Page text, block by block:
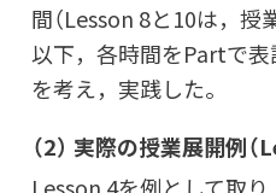
間（Lesson 8と10は，授
以下，各時間をPartで表
を考え，実践した。
（2） 実際の授業展開例
Lesson 4を例として取